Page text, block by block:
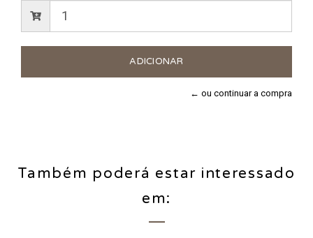
← ou continuar a compra
Também poderá estar interessado
em: